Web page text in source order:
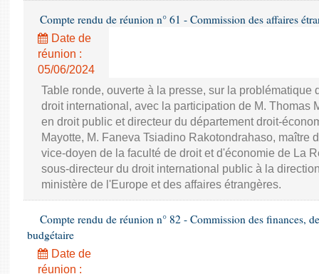
Compte rendu de réunion n° 61 - Commission des affaires
Date de
réunion :
05/06/2024
Table ronde, ouverte à la presse, sur la problématique
droit international, avec la participation de M. Thomas
en droit public et directeur du département droit-
Mayotte, M. Faneva Tsiadino Rakotondrahaso, maître
vice-doyen de la faculté de droit et d'économie de La
sous-directeur du droit international public à la
ministère de l'Europe et des affaires étrangères.
Compte rendu de réunion n° 82 - Commission des finances,
budgétaire
Date de
réunion :